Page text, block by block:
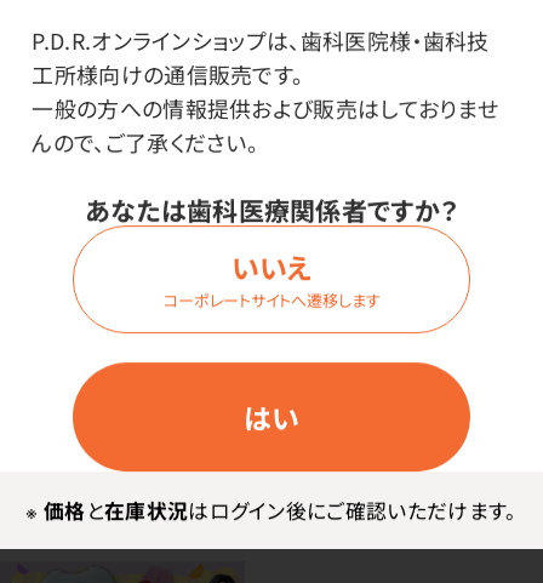
P.D.R.オンラインショップは、歯科医院様・歯科技
工所様向けの通信販売です。
一般の方への情報提供および販売はしておりませ
んので、ご了承ください。
あなたは歯科医療関係者ですか？
はい
いいえ
コーポレートサイトへ遷移します
※ 価格と在庫状況はログイン後にご確認いただけます。
イワコー
その他
【セット内容】ピンク×5個、レッド×5個
●日本製
※メーカーはPL保険法に加入済みです。
使用上の注意
※商品入れ替えなどで内容が写真と異なる場合がござ